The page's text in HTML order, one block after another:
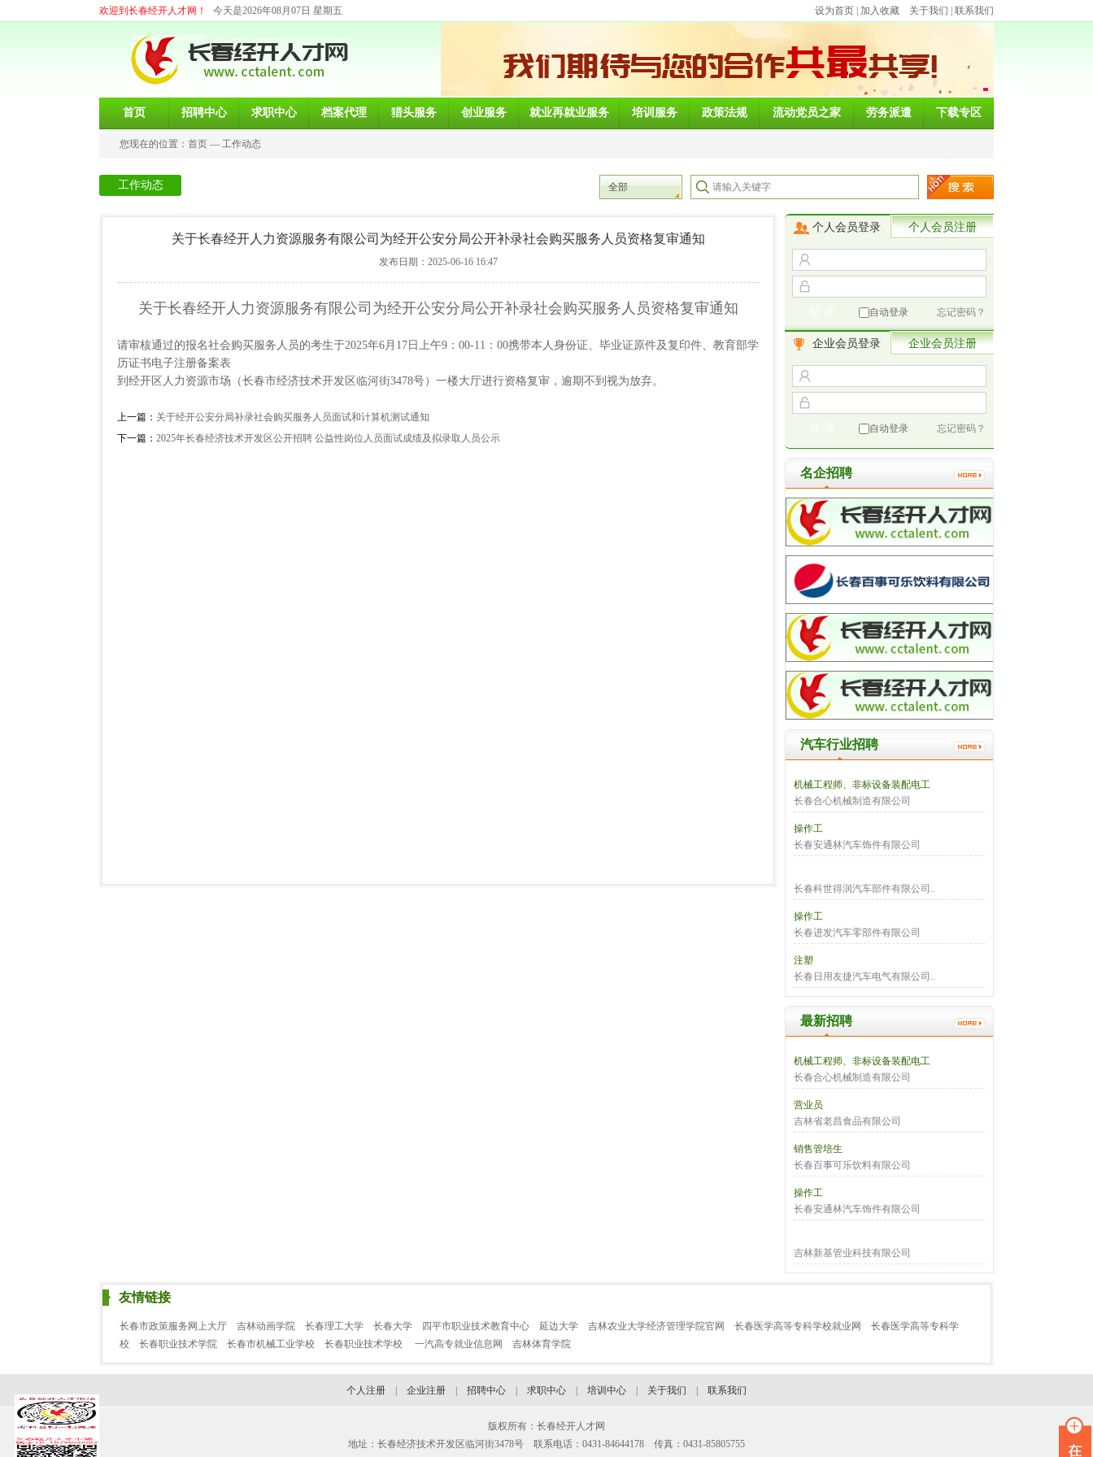
欢迎到长春经开人才网！ 今天是2026年08月07日 星期五 设为首页 加入收藏 关于我们 联系我们
首页 招聘中心 求职中心 档案代理 猎头服务 创业服务 就业再就业服务 培训服务 政策法规 流动党员之家 劳务派遣 下载专区
您现在的位置： 首页 — 工作动态
工作动态 全部
关于长春经开人力资源服务有限公司为经开公安分局公开补录社会购买服务人员资格复审通知
发布日期：2025-06-16 16:47
关于长春经开人力资源服务有限公司为经开公安分局公开补录社会购买服务人员资格复审通知
请审核通过的报名社会购买服务人员的考生于2025年6月17日上午9：00-11：00携带本人身份证、毕业证原件及复印件、教育部学
历证书电子注册备案表
到经开区人力资源市场（长春市经济技术开发区临河街3478号）一楼大厅进行资格复审，逾期不到视为放弃。
上一篇： 关于经开公安分局补录社会购买服务人员面试和计算机测试通知
下一篇： 2025年长春经济技术开发区公开招聘 公益性岗位人员面试成绩及拟录取人员公示
个人会员登录 个人会员注册
自动登录 忘记密码？
企业会员登录 企业会员注册
自动登录 忘记密码？
名企招聘
汽车行业招聘
机械工程师、非标设备装配电工
长春合心机械制造有限公司
操作工
长春安通林汽车饰件有限公司
长春科世得润汽车部件有限公司..
操作工
长春进发汽车零部件有限公司
注塑
长春日用友捷汽车电气有限公司..
最新招聘
机械工程师、非标设备装配电工
长春合心机械制造有限公司
营业员
吉林省老昌食品有限公司
销售管培生
长春百事可乐饮料有限公司
操作工
长春安通林汽车饰件有限公司
吉林新基管业科技有限公司
友情链接
长春市政策服务网上大厅 吉林动画学院 长春理工大学 长春大学 四平市职业技术教育中心 延边大学 吉林农业大学经济管理学院官网 长春医学高等专科学校就业网
长春医学高等专科学
校
长春职业技术学院 长春市机械工业学校 长春职业技术学校 一汽高专就业信息网 吉林体育学院
个人注册 企业注册 招聘中心 求职中心 培训中心 关于我们 联系我们
版权所有：长春经开人才网
地址：长春经济技术开发区临河街3478号 联系电话：0431-84644178 传真：0431-85805755